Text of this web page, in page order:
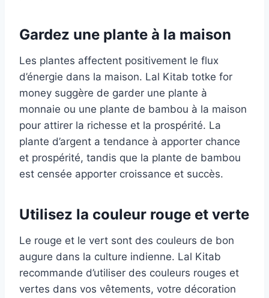
Gardez une plante à la maison
Les plantes affectent positivement le flux
d’énergie dans la maison. Lal Kitab totke for
money suggère de garder une plante à
monnaie ou une plante de bambou à la maison
pour attirer la richesse et la prospérité. La
plante d’argent a tendance à apporter chance
et prospérité, tandis que la plante de bambou
est censée apporter croissance et succès.
Utilisez la couleur rouge et verte
Le rouge et le vert sont des couleurs de bon
augure dans la culture indienne. Lal Kitab
recommande d’utiliser des couleurs rouges et
vertes dans vos vêtements, votre décoration